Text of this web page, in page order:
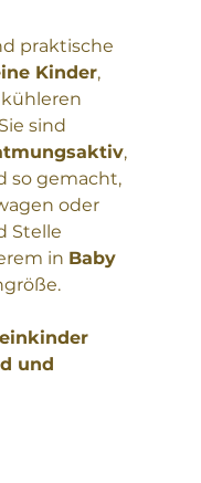
praktische
Kinder,
sind
,
so gemacht,
oder
Stelle
in Baby
und